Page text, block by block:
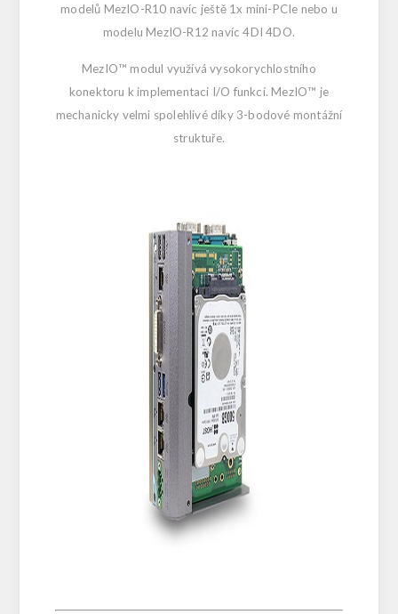
modelů MezIO-R10 navíc ještě 1x mini-PCIe nebo u
modelu MezIO-R12 navíc 4DI 4DO.
MezIO™ modul využívá vysokorychlostního
konektoru k implementaci I/O funkcí. MezIO™ je
mechanicky velmi spolehlivé díky 3-bodové montážní
struktuře.